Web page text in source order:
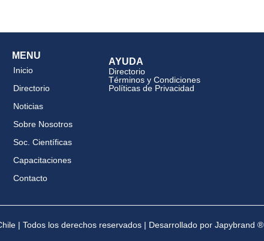
MENU
Inicio
Directorio
Noticias
Sobre Nosotros
Soc. Científicas
Capacitaciones
Contacto
AYUDA
Directorio
Términos y Condiciones
Políticas de Privacidad
| Todos los derechos reservados | Desarrollado por Japybrand ®